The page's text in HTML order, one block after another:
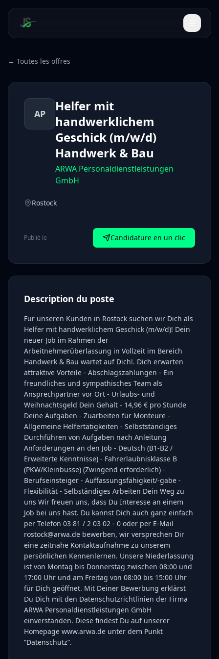
← Toutes les offres
AP
Helfer mit
handwerklichem
Geschick (m/w/d)
Handwerk & Bau
ARWA Personaldienstleistungen
GmbH
Rostock
Publié le Candidature en un clic
Description du poste
Für unseren Kunden in Rostock suchen wir Dich als
Helfer mit handwerklichem Geschick (m/w/d)! Dein
neuer Job im Rahmen der
Arbeitnehmerüberlassung in Vollzeit im Bereich
Handwerk & Bau wartet auf Dich!. Dich erwarten
attraktive Vorteile - Abschlagszahlungen - Ein
freundliches und sympathisches Team als
Ansprechpartner vor Ort - Urlaubs- und
Weihnachtsgeld Dein Gehalt - 14,96 € pro Stunde
Deine Aufgaben - Zuarbeiten für Monteure -
Allgemeine Helfertätigkeiten - Selbstständiges
Durchführen von Aufgaben nach Anleitung
Anforderungen an den Job - Deutsch (B1-B2 /
Erweiterte Kenntnisse) - Fahrerlaubnisklasse B
(PKW/Kleinbusse) (Zwingend erforderlich) -
Berufseinsteiger - Auffassungsfähigkeit/-gabe -
Flexibilität - Selbständiges Arbeiten Dein Weg zu
uns Wir freuen uns, dass Du Interesse an einem
Job bei uns hast. Du kannst Dich auch ganz einfach
per Telefon 03 81 / 2 03 02 - 0 oder per E-Mail
rostock@arwa.de bewerben, wir versprechen Dir
eine zeitnahe Kontaktaufnahme zu unserem
persönlichen Kennenlernen. Unsere Niederlassung
ist von Montag bis Donnerstag zwischen 08:00 und
17:00 Uhr und am Freitag von 08:00 bis 15:00 Uhr
für Dich geöffnet. Mit Deiner Bewerbung erklärst
Du Dich mit den Datenschutzrichtlinien der Firma
ARWA Personaldienstleistungen GmbH
einverstanden. Diese findest Du auf unserer
Homepage www.arwa.de unter dem Punkt
“Datenschutz”.